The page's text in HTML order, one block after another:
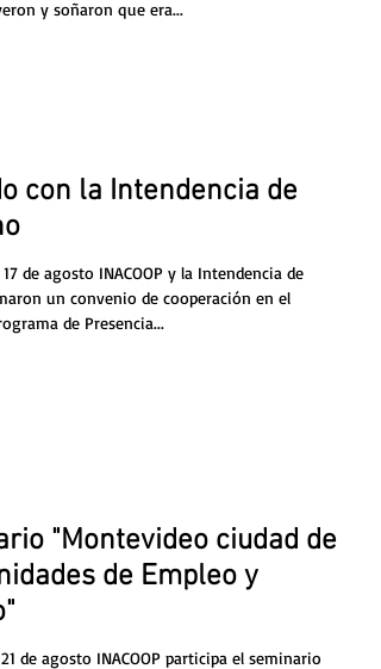
y soñaron que era...
con la Intendencia de
de agosto INACOOP y la Intendencia de
un convenio de cooperación en el
de Presencia...
"Montevideo ciudad de
de Empleo y
de agosto INACOOP participa el seminario